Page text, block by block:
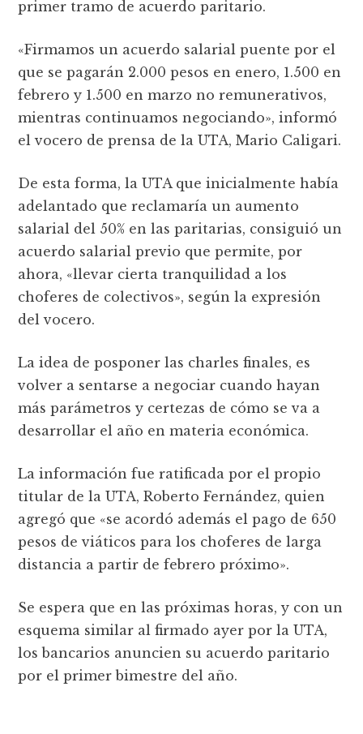
primer tramo de acuerdo paritario.
«Firmamos un acuerdo salarial puente por el
que se pagarán 2.000 pesos en enero, 1.500 en
febrero y 1.500 en marzo no remunerativos,
mientras continuamos negociando», informó
el vocero de prensa de la UTA, Mario Caligari.
De esta forma, la UTA que inicialmente había
adelantado que reclamaría un aumento
salarial del 50% en las paritarias, consiguió un
acuerdo salarial previo que permite, por
ahora, «llevar cierta tranquilidad a los
choferes de colectivos», según la expresión
del vocero.
La idea de posponer las charles finales, es
volver a sentarse a negociar cuando hayan
más parámetros y certezas de cómo se va a
desarrollar el año en materia económica.
La información fue ratificada por el propio
titular de la UTA, Roberto Fernández, quien
agregó que «se acordó además el pago de 650
pesos de viáticos para los choferes de larga
distancia a partir de febrero próximo».
Se espera que en las próximas horas, y con un
esquema similar al firmado ayer por la UTA,
los bancarios anuncien su acuerdo paritario
por el primer bimestre del año.